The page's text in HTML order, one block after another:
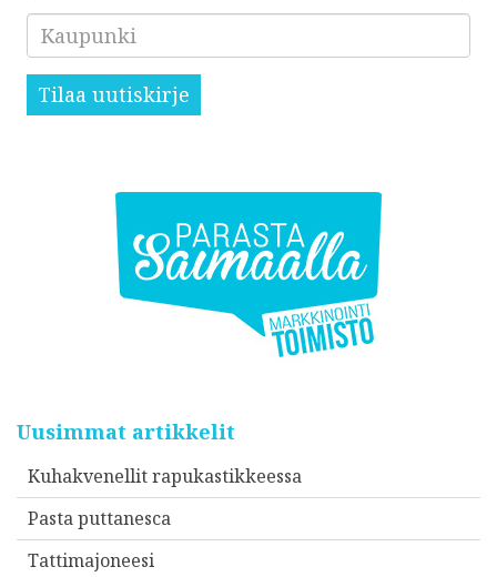
Kaupunki
Tilaa uutiskirje
Uusimmat artikkelit
Kuhakvenellit rapukastikkeessa
Pasta puttanesca
Tattimajoneesi